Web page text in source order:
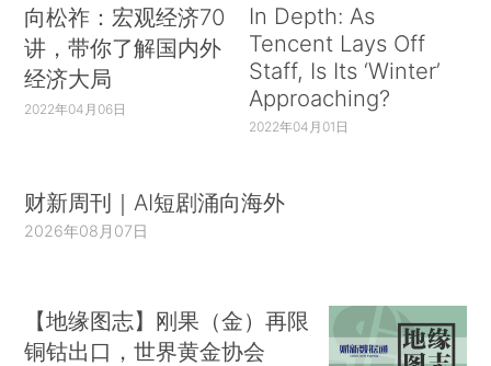
向松祚：宏观经济70
讲，带你了解国内外
经济大局
2022年04月06日
In Depth: As
Tencent Lays Off
Staff, Is Its ‘Winter’
Approaching?
2022年04月01日
财新周刊｜AI短剧涌向海外
2026年08月07日
【地缘图志】刚果（金）再限
铜钴出口，世界黄金协会